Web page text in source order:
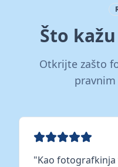
Što
Otkrijte zašto
"Kao fotografkinja